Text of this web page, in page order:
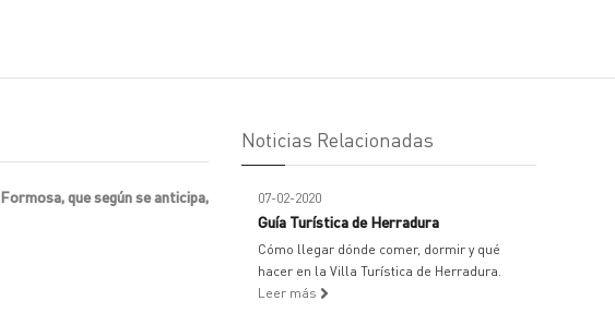
que según se anticipa,
Noticias Relacionadas
07-02-2020
Guía Turística de Herradura
Cómo llegar dónde comer, dormir y qué
hacer en la Villa Turística de Herradura.
Leer más